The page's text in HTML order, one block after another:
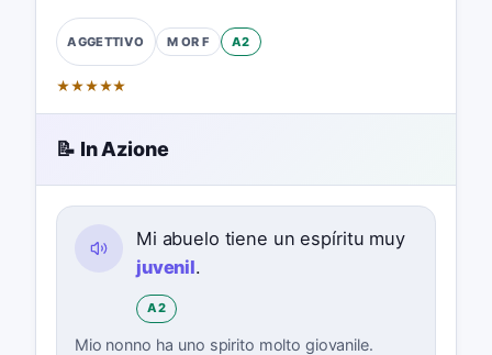
AGGETTIVO M OR F A2
★★★★★
📝 In Azione
Mi abuelo tiene un espíritu muy
juvenil.
A2
Mio nonno ha uno spirito molto giovanile.